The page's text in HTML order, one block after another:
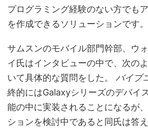
プログラミング経験のない方でも
を作成できるソリューションです。
サムスンのモバイル部門幹部、ウ
イ氏はインタビューの中で、次の
いて具体的な質問をした。 バイブ
終的にはGalaxyシリーズのデバイ
能の中に実装されることになるが
ションを検討中であると同氏は答え